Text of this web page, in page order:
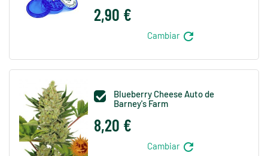
2,90 €
Cambiar refresh

Blueberry Cheese Auto de
Barney's Farm
8,20 €
Cambiar refresh